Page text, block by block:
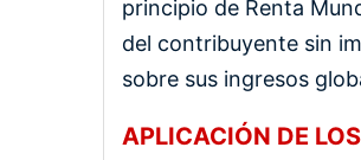
principio de Renta
del contribuyente sin
sobre sus ingresos
APLICACIÓN DE